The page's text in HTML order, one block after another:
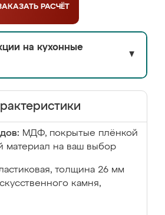
РАСЧЁТ
на кухонные
▼
МДФ, покрытые плёнкой
материал на ваш выбор
толщина 26 мм
камня,